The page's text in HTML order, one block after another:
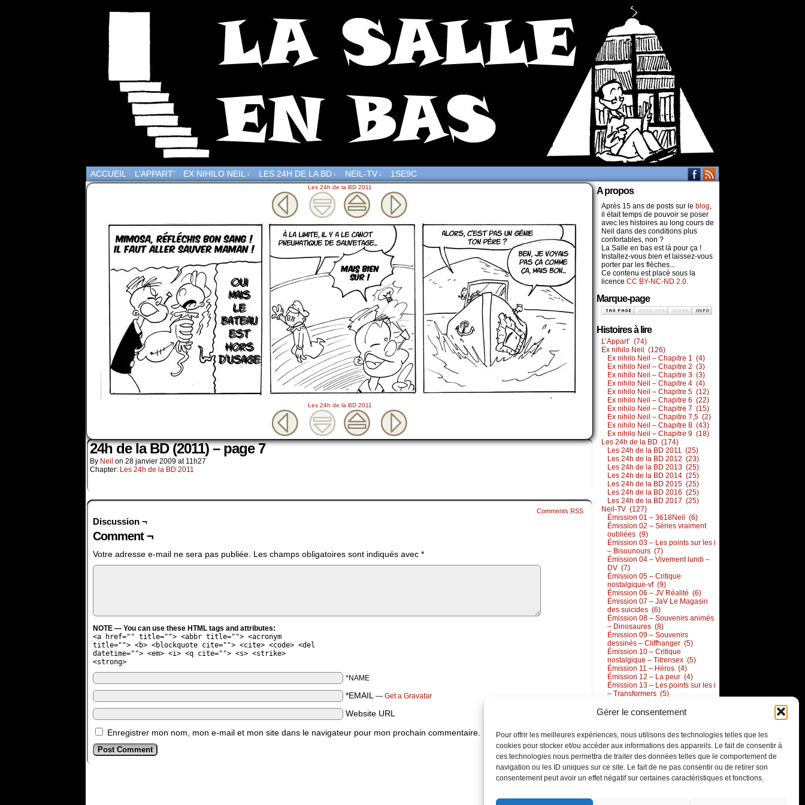
Gérer le consentement
Pour offrir les meilleures expériences, nous utilisons des technologies telles que les
cookies pour stocker et/ou accéder aux informations des appareils. Le fait de consentir à
ces technologies nous permettra de traiter des données telles que le comportement de
navigation ou les ID uniques sur ce site. Le fait de ne pas consentir ou de retirer son
consentement peut avoir un effet négatif sur certaines caractéristiques et fonctions.
ACCUEIL L’APPART’ EX NIHILO NEIL ↓ LES 24H DE LA BD ↓ NEIL-TV ↓ 1SE9C
Les 24h de la BD 2011
Les 24h de la BD 2011
24h de la BD (2011) – page 7
By Neil on 28 janvier 2009 at 11h27
Chapter: Les 24h de la BD 2011
Comments RSS
Discussion ¬
Comment ¬
Votre adresse e-mail ne sera pas publiée. Les champs obligatoires sont indiqués avec *
NOTE — You can use these HTML tags and attributes:
<a href="" title=""> <abbr title=""> <acronym
title=""> <b> <blockquote cite=""> <cite> <code> <del
datetime=""> <em> <i> <q cite=""> <s> <strike>
<strong>
*NAME
*EMAIL — Get a Gravatar
Website URL
Enregistrer mon nom, mon e-mail et mon site dans le navigateur pour mon prochain commentaire.
A propos
Après 15 ans de posts sur le blog,
il était temps de pouvoir se poser
avec les histoires au long cours de
Neil dans des conditions plus
confortables, non ?
La Salle en bas est là pour ça !
Installez-vous bien et laissez-vous
porter par les flèches...
Ce contenu est placé sous la
licence CC BY-NC-ND 2.0.
Marque-page
Histoires à lire
L’Appart’ (74)
Ex nihilo Neil (126)
Ex nihilo Neil – Chapitre 1 (4)
Ex nihilo Neil – Chapitre 2 (3)
Ex nihilo Neil – Chapitre 3 (3)
Ex nihilo Neil – Chapitre 4 (4)
Ex nihilo Neil – Chapitre 5 (12)
Ex nihilo Neil – Chapitre 6 (22)
Ex nihilo Neil – Chapitre 7 (15)
Ex nihilo Neil – Chapitre 7,5 (2)
Ex nihilo Neil – Chapitre 8 (43)
Ex nihilo Neil – Chapitre 9 (18)
Les 24h de la BD (174)
Les 24h de la BD 2011 (25)
Les 24h de la BD 2012 (23)
Les 24h de la BD 2013 (25)
Les 24h de la BD 2014 (25)
Les 24h de la BD 2015 (25)
Les 24h de la BD 2016 (25)
Les 24h de la BD 2017 (25)
Neil-TV (127)
Émission 01 – 3618Neil (6)
Émission 02 – Séries vraiment
oubliées (9)
Émission 03 – Les points sur les i
– Bisounours (7)
Émission 04 – Vivement lundi –
DV (7)
Émission 05 – Critique
nostalgique-vf (9)
Émission 06 – JV Réalité (6)
Émission 07 – JaV Le Magasin
des suicides (6)
Émission 08 – Souvenirs animés
– Dinosaures (8)
Émission 09 – Souvenirs
dessinés – Cliffhanger (5)
Émission 10 – Critique
nostalgique – Titrensex (5)
Émission 11 – Héros (4)
Émission 12 – La peur (4)
Émission 13 – Les points sur les i
– Transformers (5)
l’hiver (15)
Émission 16 – CDAL – Roi
Lion (5)
Émission 17 – Aladdin (4)
Émission 18 – Les points sur les i
– crossover 2 (15)
1 semaine en 9 cases (13)